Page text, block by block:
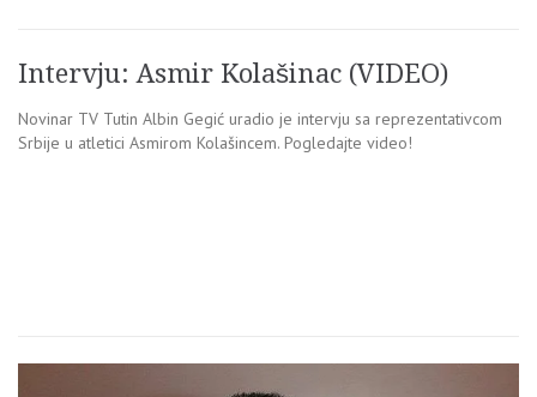
Intervju: Asmir Kolašinac (VIDEO)
Novinar TV Tutin Albin Gegić uradio je intervju sa reprezentativcom
Srbije u atletici Asmirom Kolašincem. Pogledajte video!